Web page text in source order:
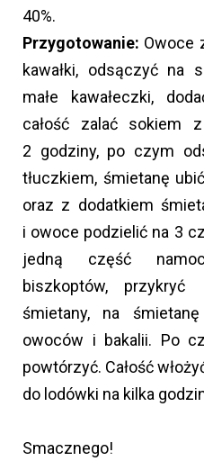
40%.
Przygotowanie: Owoce
kawałki, odsączyć na
małe kawałeczki,
całość zalać sokiem
2 godziny, po czym
tłuczkiem, śmietanę
oraz z dodatkiem
i owoce podzielić na 3
jedną część
biszkoptów,
śmietany, na
owoców i bakalii. Po
powtórzyć. Całość
do lodówki na kilka
Smacznego!